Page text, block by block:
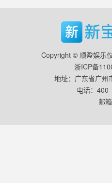
Copyright © 顺盈娱乐
浙ICP备
地址：广东省广州
电话：
邮箱